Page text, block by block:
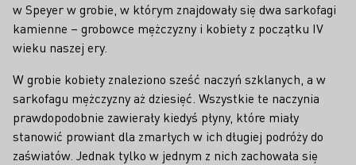
w Speyer w grobie, w którym znajdowały się dwa sarkofagi
kamienne – grobowce mężczyzny i kobiety z początku IV
wieku naszej ery.
W grobie kobiety znaleziono sześć naczyń szklanych, a w
sarkofagu mężczyzny aż dziesięć. Wszystkie te naczynia
prawdopodobnie zawierały kiedyś płyny, które miały
stanowić prowiant dla zmarłych w ich długiej podróży do
zaświatów. Jednak tylko w jednym z nich zachowała się